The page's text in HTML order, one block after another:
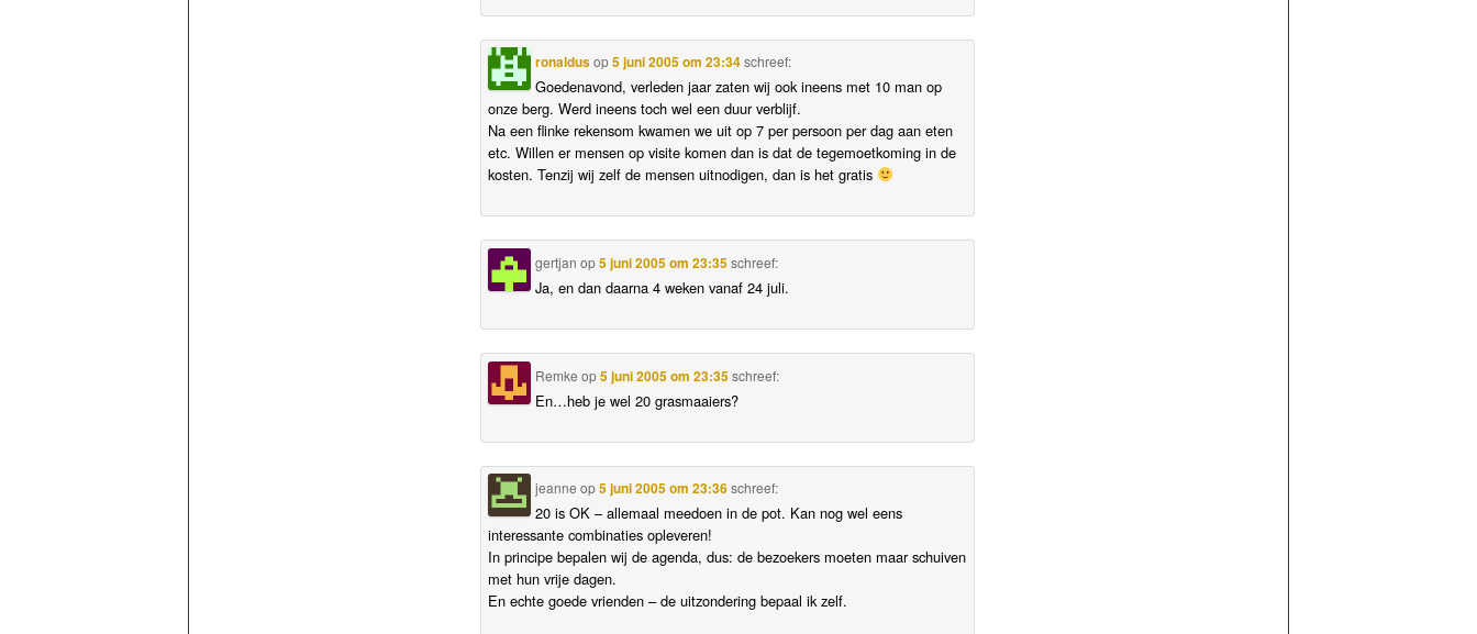
ronaldusop5 juni 2005 om 23:34schreef:
Goedenavond, verleden jaar zaten wij ook ineens met 10 man op
onze berg. Werd ineens toch wel een duur verblijf.
Na een flinke rekensom kwamen we uit op 7 per persoon per dag aan eten
etc. Willen er mensen op visite komen dan is dat de tegemoetkoming in de
kosten. Tenzij wij zelf de mensen uitnodigen, dan is het gratis
gertjan op5 juni 2005 om 23:35schreef:
Ja, en dan daarna 4 weken vanaf 24 juli.
Remke op5 juni 2005 om 23:35schreef:
En…heb je wel 20 grasmaaiers?
jeanne op5 juni 2005 om 23:36schreef:
20 is OK – allemaal meedoen in de pot. Kan nog wel eens
interessante combinaties opleveren!
In principe bepalen wij de agenda, dus: de bezoekers moeten maar schuiven
met hun vrije dagen.
En echte goede vrienden – de uitzondering bepaal ik zelf.